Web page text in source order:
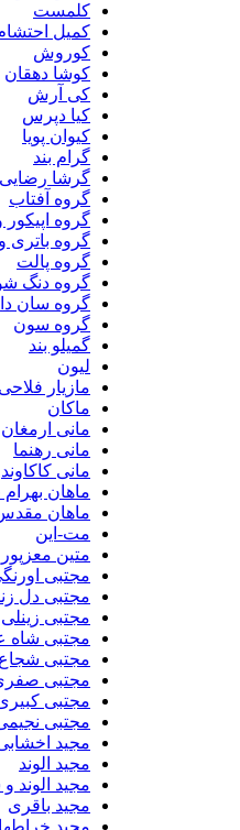
کلمست
کمیل احتشام
کوروش
کوشا دهقان
کی آرش
کیا دپرس
کیوان پویا
گرام بند
گرشا رضایی
گروه آفتاب
گروه اپیکور و صادق
گروه باتری و کلونل
گروه پالت
گروه دنگ شو
گروه سان دارک باند
گروه سون
گمیلو بند
مازیار فلاحی
مانی ارمغان
مانی رهنما
مانی کاکاوند
ماهان بهرام خان
ماهان مقدس زاده
مت-این
متین معزپور
مجتبی اورنگی
مجتبی دل زنده
مجتبی زینلی
مجتبی شاه علی
مجتبی شجاع
مجتبی صفری
مجتبی کبیری
مجتبی نجیمی
مجید اخشابی
مجید الوند‎
مجید الوند و سهیل
مجید باقری
مجید خراطها